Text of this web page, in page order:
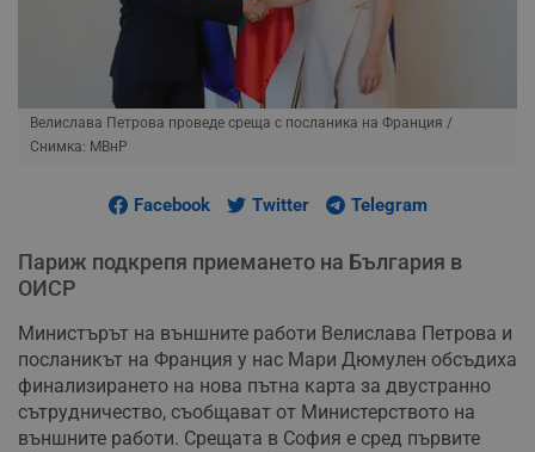
Велислава Петрова проведе среща с посланика на Франция /
Снимка: МВнР
Facebook Twitter Telegram
Париж подкрепя приемането на България в
ОИСР
Министърът на външните работи Велислава Петрова и
посланикът на Франция у нас Мари Дюмулен обсъдиха
финализирането на нова пътна карта за двустранно
сътрудничество, съобщават от Министерството на
външните работи. Срещата в София е сред първите